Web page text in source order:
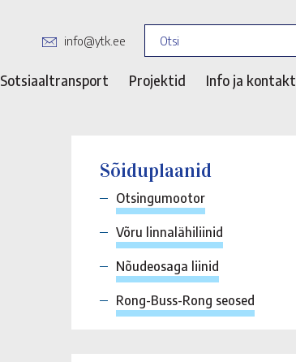
info@ytk.ee
Sotsiaaltransport Projektid Info ja kontakt
Sõiduplaanid
Otsingumootor
Võru linnalähiliinid
Nõudeosaga liinid
Rong-Buss-Rong seosed